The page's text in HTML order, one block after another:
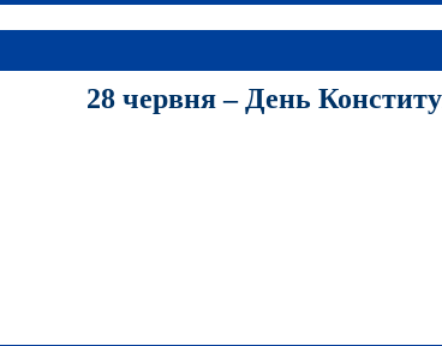
28 червня – День